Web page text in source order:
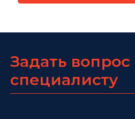
Задать вопрос
специалисту